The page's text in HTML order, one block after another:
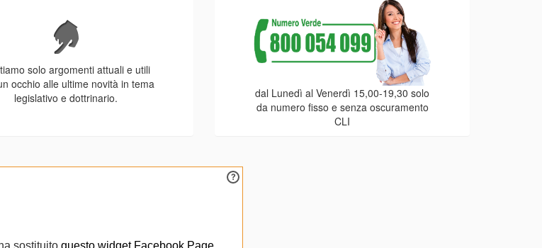
solo argomenti attuali e utili
occhio alle ultime novità in tema
legislativo e dottrinario.
dal Lunedì al Venerdì 15,00-19,30 solo
da numero fisso e senza oscuramento
CLI